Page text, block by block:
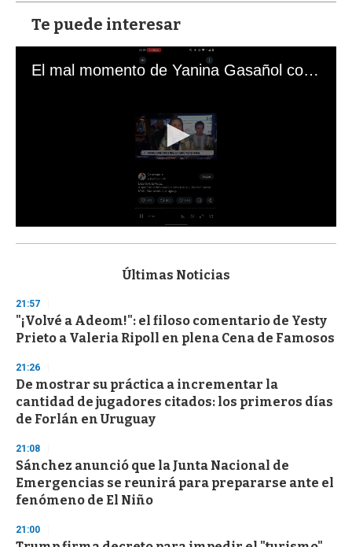
Te puede interesar
El mal momento de Yanina Gasañol con un hincha argentino en "Subrayado"
s
d
s
o
f
3
s
c
o
d
s
Últimas Noticias
21:57
"¡Volvé a Adeom!": el filoso comentario de Yesty
Prieto a Valeria Ripoll en plena Cena de Famosos
21:26
De mostrar su práctica a incrementar la
cantidad de jugadores citados: los primeros días
de Forlán en Uruguay
21:08
Sánchez anunció que la Junta Nacional de
Emergencias se reunirá para prepararse ante el
fenómeno de El Niño
21:00